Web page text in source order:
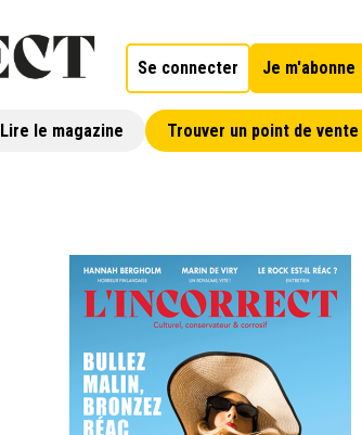
Se connecter Je m'abonne
Lire le magazine Trouver un point de vente